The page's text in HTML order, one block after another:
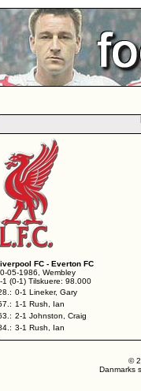
FC - Everton FC
05-1986, Wembley
1 (0-1) Tilskuere: 98.000
0-1 Lineker, Gary
1-1 Rush, Ian
2-1 Johnston, Craig
3-1 Rush, Ian
©
Danmarks